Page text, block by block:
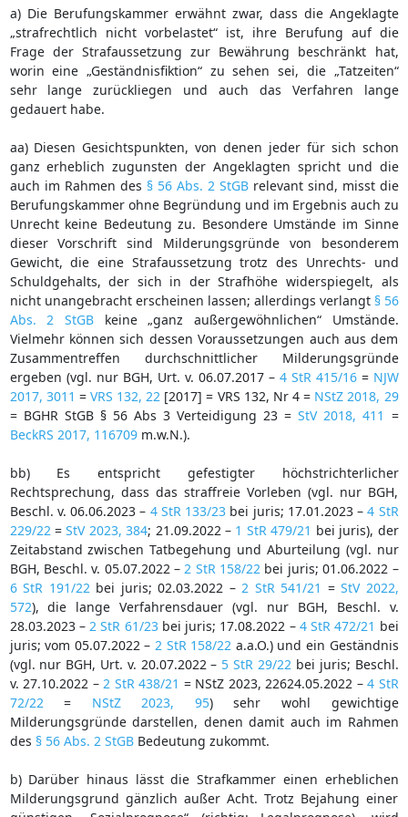
a) Die Berufungskammer erwähnt zwar, dass die Angeklagte
„strafrechtlich nicht vorbelastet“ ist, ihre Berufung auf die
Frage der Strafaussetzung zur Bewährung beschränkt hat,
worin eine „Geständnisfiktion“ zu sehen sei, die „Tatzeiten“
sehr lange zurückliegen und auch das Verfahren lange
gedauert habe.
aa) Diesen Gesichtspunkten, von denen jeder für sich schon
ganz erheblich zugunsten der Angeklagten spricht und die
auch im Rahmen des § 56 Abs. 2 StGBrelevant sind, misst die
Berufungskammer ohne Begründung und im Ergebnis auch zu
Unrecht keine Bedeutung zu. Besondere Umstände im Sinne
dieser Vorschrift sind Milderungsgründe von besonderem
Gewicht, die eine Strafaussetzung trotz des Unrechts- und
Schuldgehalts, der sich in der Strafhöhe widerspiegelt, als
nicht unangebracht erscheinen lassen; allerdings verlangt § 56
Abs. 2 StGBkeine „ganz außergewöhnlichen“ Umstände.
Vielmehr können sich dessen Voraussetzungen auch aus dem
Zusammentreffen durchschnittlicher Milderungsgründe
ergeben (vgl. nur BGH, Urt. v. 06.07.2017 – 4 StR 415/16= NJW
2017, 3011 = VRS 132, 22 [2017] = VRS 132, Nr 4 = NStZ 2018, 29
= BGHR StGB § 56 Abs 3 Verteidigung 23 =StV 2018, 411 =
BeckRS 2017, 116709m.w.N.).
bb) Es entspricht gefestigter höchstrichterlicher
Rechtsprechung, dass das straffreie Vorleben (vgl. nur BGH,
Beschl. v. 06.06.2023 – 4 StR 133/23 bei juris; 17.01.2023 –4 StR
229/22 =StV 2023, 384; 21.09.2022 – 1 StR 479/21 bei juris), der
Zeitabstand zwischen Tatbegehung und Aburteilung (vgl. nur
BGH, Beschl. v. 05.07.2022 – 2 StR 158/22 bei juris; 01.06.2022 –
6 StR 191/22 bei juris; 02.03.2022 – 2 StR 541/21 = StV 2022,
572), die lange Verfahrensdauer (vgl. nur BGH, Beschl. v.
28.03.2023 – 2 StR 61/23bei juris; 17.08.2022 – 4 StR 472/21 bei
juris; vom 05.07.2022 – 2 StR 158/22 a.a.O.) und ein Geständnis
(vgl. nur BGH, Urt. v. 20.07.2022 – 5 StR 29/22 bei juris; Beschl.
v. 27.10.2022 – 2 StR 438/21 = NStZ 2023, 22624.05.2022 – 4 StR
72/22 = NStZ 2023, 95) sehr wohl gewichtige
Milderungsgründe darstellen, denen damit auch im Rahmen
des § 56 Abs. 2 StGBBedeutung zukommt.
b) Darüber hinaus lässt die Strafkammer einen erheblichen
Milderungsgrund gänzlich außer Acht. Trotz Bejahung einer